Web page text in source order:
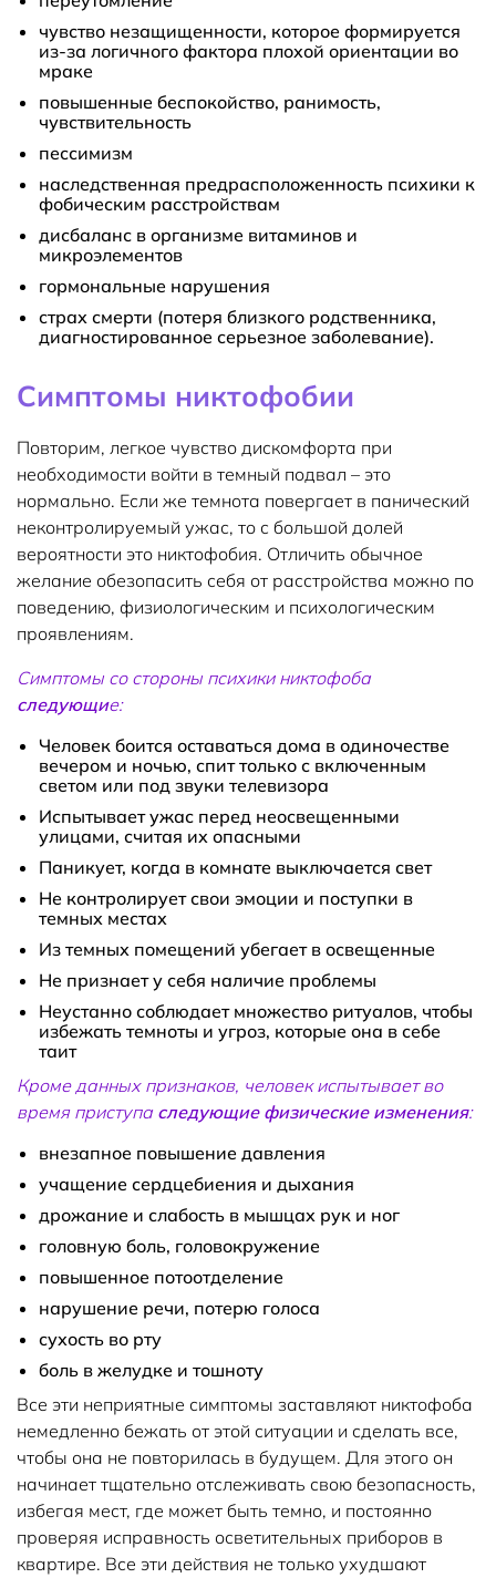
чувство незащищенности, которое формируется
из-за логичного фактора плохой ориентации во
мраке
повышенные беспокойство, ранимость,
чувствительность
пессимизм
наследственная предрасположенность психики к
фобическим расстройствам
дисбаланс в организме витаминов и
микроэлементов
гормональные нарушения
страх смерти (потеря близкого родственника,
диагностированное серьезное заболевание).
Симптомы никтофобии
Повторим, легкое чувство дискомфорта при
необходимости войти в темный подвал – это
нормально. Если же темнота повергает в панический
неконтролируемый ужас, то с большой долей
вероятности это никтофобия. Отличить обычное
желание обезопасить себя от расстройства можно по
поведению, физиологическим и психологическим
проявлениям.
Симптомы со стороны психики никтофоба
следующие:
Человек боится оставаться дома в одиночестве
вечером и ночью, спит только с включенным
светом или под звуки телевизора
Испытывает ужас перед неосвещенными
улицами, считая их опасными
Паникует, когда в комнате выключается свет
Не контролирует свои эмоции и поступки в
темных местах
Из темных помещений убегает в освещенные
Не признает у себя наличие проблемы
Неустанно соблюдает множество ритуалов, чтобы
избежать темноты и угроз, которые она в себе
таит
Кроме данных признаков, человек испытывает во
время приступа следующие физические изменения:
внезапное повышение давления
учащение сердцебиения и дыхания
дрожание и слабость в мышцах рук и ног
головную боль, головокружение
повышенное потоотделение
нарушение речи, потерю голоса
сухость во рту
боль в желудке и тошноту
Все эти неприятные симптомы заставляют никтофоба
немедленно бежать от этой ситуации и сделать все,
чтобы она не повторилась в будущем. Для этого он
начинает тщательно отслеживать свою безопасность,
избегая мест, где может быть темно, и постоянно
проверяя исправность осветительных приборов в
квартире. Все эти действия не только ухудшают